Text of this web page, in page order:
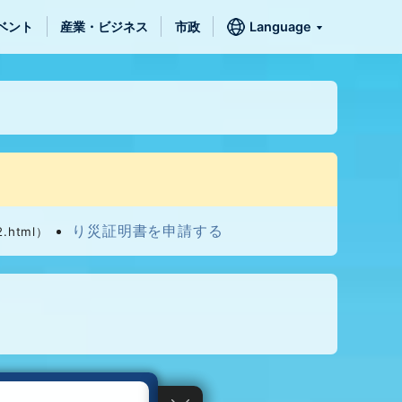
ント 産業・ビジネス 市政 Language
） り災証明書を申請する